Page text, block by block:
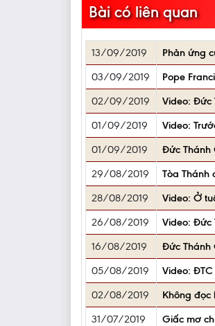
Bài có liên quan
13/09/2019 Phản ứng
03/09/2019
Pope
02/09/2019
Video: Đức
01/09/2019
Video:
01/09/2019
Đức Thánh
29/08/2019
Tòa Thánh
28/08/2019
Video: Ở
26/08/2019
Video: Đức
16/08/2019
Đức Thánh
05/08/2019
Video:
02/08/2019
Không
31/07/2019
Giấc mơ